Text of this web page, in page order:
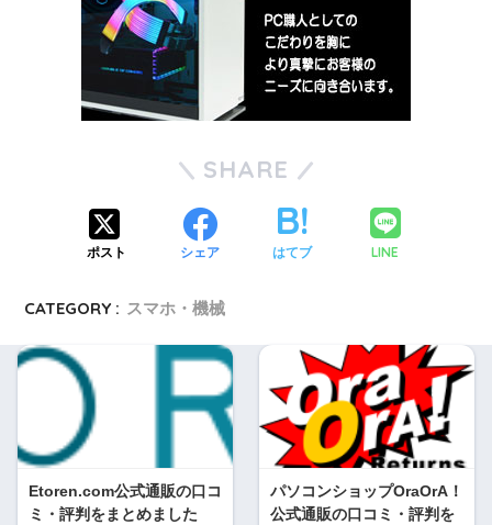
SHARE
ポスト シェア はてブ LINE
CATEGORY : スマホ・機械
Etoren.com公式通販の口コ
ミ・評判をまとめました
パソコンショップOraOrA！
公式通販の口コミ・評判を